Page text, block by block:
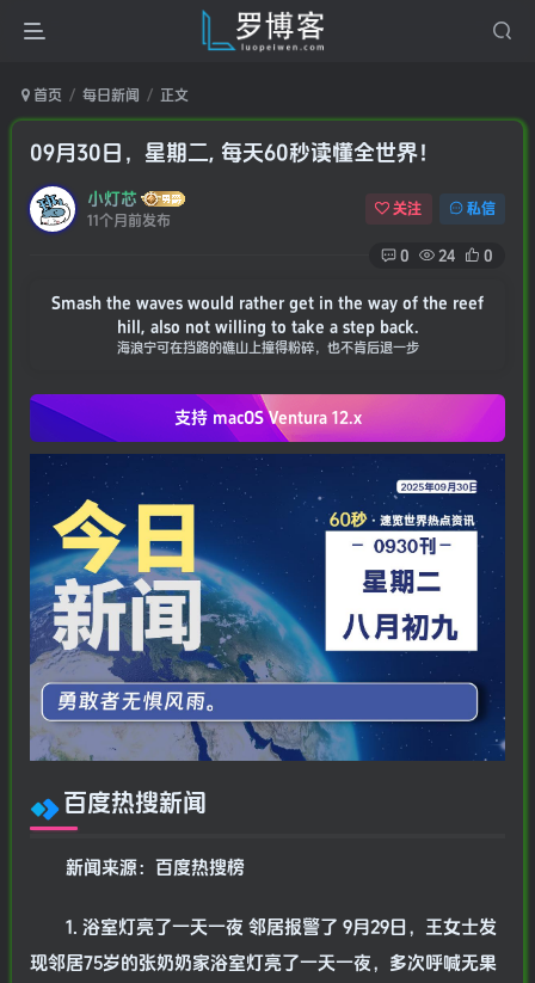
首页 每日新闻 正文
09月30日，星期二, 每天60秒读懂全世界！
小灯芯
11个月前发布
关注 私信
0 24 0
Smash the waves would rather get in the way of the reef
hill, also not willing to take a step back.
海浪宁可在挡路的礁山上撞得粉碎，也不肯后退一步
支持 macOSVentura 12.x
百度热搜新闻
新闻来源：百度热搜榜
1. 浴室灯亮了一天一夜 邻居报警了 9月29日，王女士发
现邻居75岁的张奶奶家浴室灯亮了一天一夜，多次呼喊无果